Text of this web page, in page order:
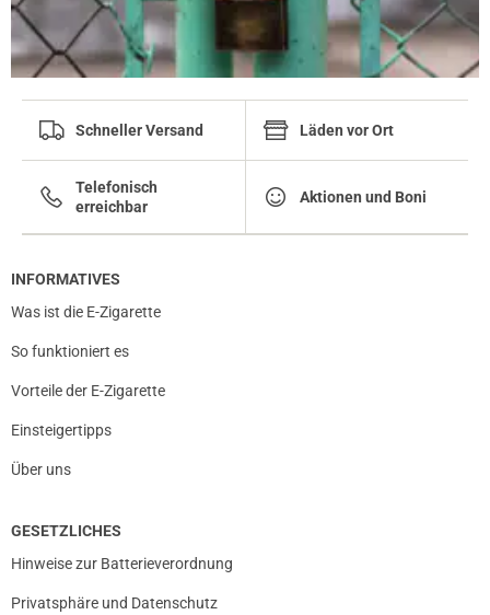
Schneller Versand Läden vor Ort
Telefonisch
erreichbar
Aktionen und Boni
INFORMATIVES
Was ist die E-Zigarette
So funktioniert es
Vorteile der E-Zigarette
Einsteigertipps
Über uns
GESETZLICHES
Hinweise zur Batterieverordnung
Privatsphäre und Datenschutz